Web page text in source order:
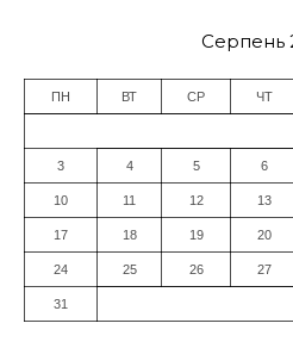
Серпень
ПН ВТ СР ЧТ
3 4 5 6
10 11 12 13
17 18 19 20
24 25 26 27
31